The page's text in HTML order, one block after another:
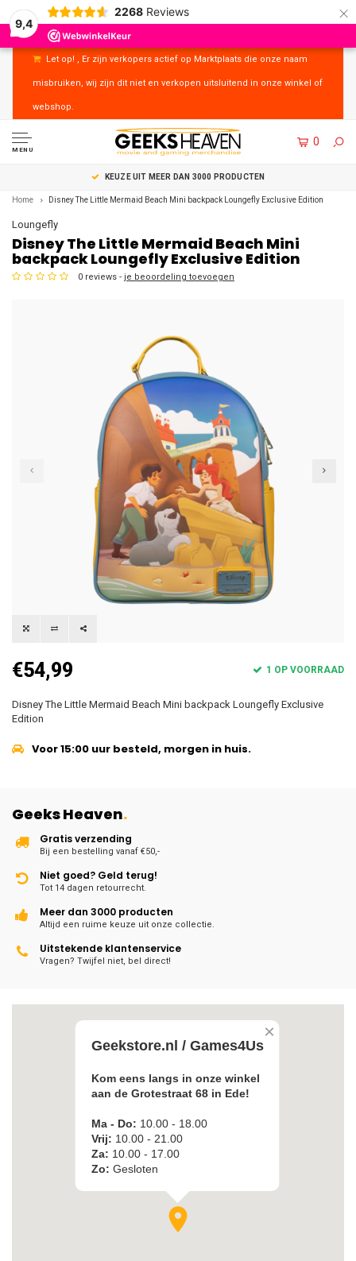
9,4
2268 Reviews ×
Let op! , Er zijn verkopers actief op Marktplaats die onze naam
misbruiken, wij zijn dit niet en verkopen uitsluitend in onze winkel of
webshop.
MENU
0
KEUZE UIT MEER DAN 3000 PRODUCTEN
Home Disney The Little Mermaid Beach Mini backpack Loungefly Exclusive Edition
Loungefly
Disney The Little Mermaid Beach Mini
backpack Loungefly Exclusive Edition
0 reviews - je beoordeling toevoegen
€54,99 1 OP VOORRAAD
Disney The Little Mermaid Beach Mini backpack Loungefly Exclusive
Edition
Voor 15:00 uur besteld, morgen in huis.
Geeks Heaven.
Gratis verzending
Bij een bestelling vanaf €50,-
Niet goed? Geld terug!
Tot 14 dagen retourrecht.
Meer dan 3000 producten
Altijd een ruime keuze uit onze collectie.
Uitstekende klantenservice
Vragen? Twijfel niet, bel direct!